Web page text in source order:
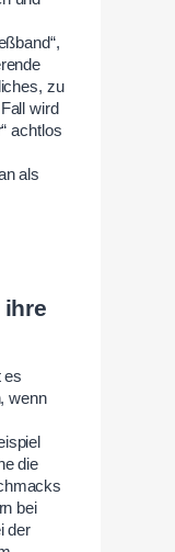
zu
wird
achtlos
als
ihre
es
wenn
die
bei
der